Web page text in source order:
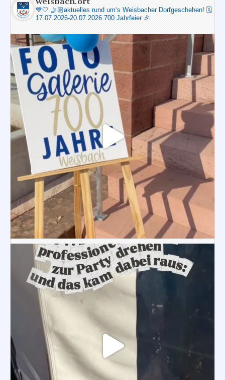
💙🤍 🤳🏼aktuelles rund um‘s Weisbacher Dorfgeschehen! 🗓️
17.07.2026-20.07.2026 700 Jahrfeier 🎉